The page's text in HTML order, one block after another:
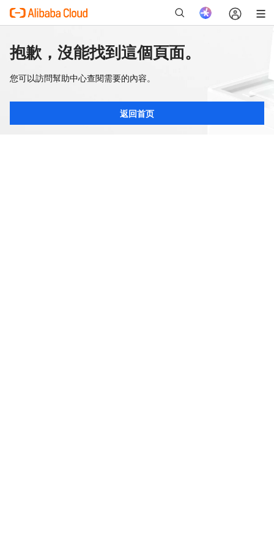
抱歉，沒能找到這個頁面。
您可以訪問幫助中心查閱需要的內容。
返回首页